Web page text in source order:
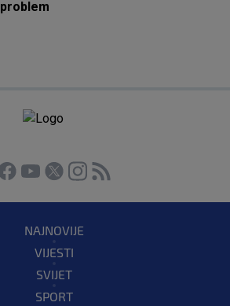
problem
NAJNOVIJE
VIJESTI
SVIJET
SPORT